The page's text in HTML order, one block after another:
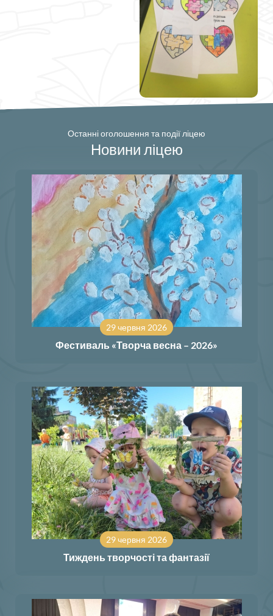
Останні оголошення та події ліцею
Новини ліцею
29 червня 2026
Фестиваль «Творча весна – 2026»
29 червня 2026
Тиждень творчості та фантазії